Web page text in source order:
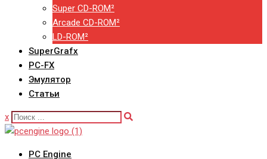
Super CD-ROM²
Arcade CD-ROM²
LD-ROM²
SuperGrafx
PC-FX
Эмулятор
Статьи
x
PC Engine